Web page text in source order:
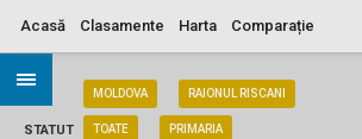
Acasă Clasamente Harta Comparație
STATUT
MOLDOVA RAIONUL RISCANI
TOATE PRIMARIA